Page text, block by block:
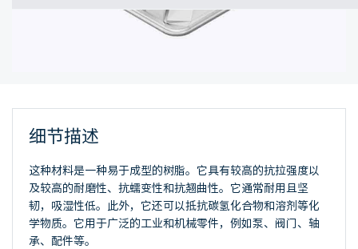
细节描述
这种材料是一种易于成型的树脂。它具有较高的抗拉强度以
及较高的耐磨性、抗蠕变性和抗翘曲性。它通常耐用且坚
韧，吸湿性低。此外，它还可以抵抗碳氢化合物和溶剂等化
学物质。它用于广泛的工业和机械零件，例如泵、阀门、轴
承、配件等。